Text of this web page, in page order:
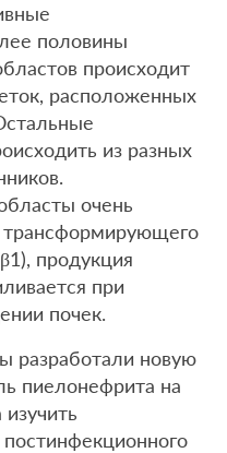
половины
происходит
расположенных
из разных
очень
трансформирующего
продукция
при
почек.
разработали новую
пиелонефрита на